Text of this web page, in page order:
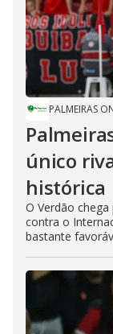
PALMEIRAS
único
histórica
O Verdão
contra o
bastante